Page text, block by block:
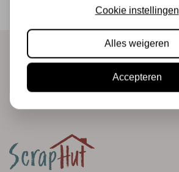
direct in je mailbox!
Cookie instellingen
Alles weigeren
Accepteren